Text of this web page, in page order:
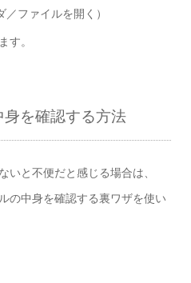
／ファイルを開く）
す。
を確認する方法
いと不便だと感じる場合は、
の中身を確認する裏ワザを使い